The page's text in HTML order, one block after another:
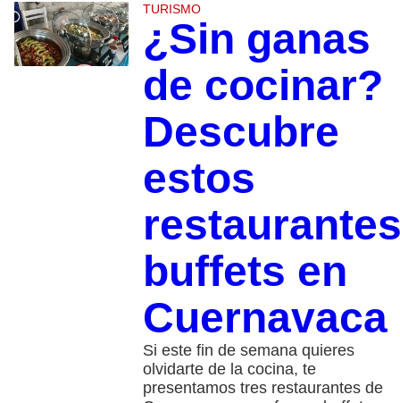
TURISMO
¿Sin ganas
de cocinar?
Descubre
estos
buffets en
Cuernavaca
Si este fin de semana quieres
olvidarte de la cocina, te
presentamos tres restaurantes de